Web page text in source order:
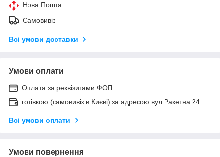
Нова Пошта
Самовивіз
Всі умови доставки
Умови оплати
Оплата за реквізитами ФОП
готівкою (самовивіз в Києві) за адресою вул.Ракетна 24
Всі умови оплати
Умови повернення